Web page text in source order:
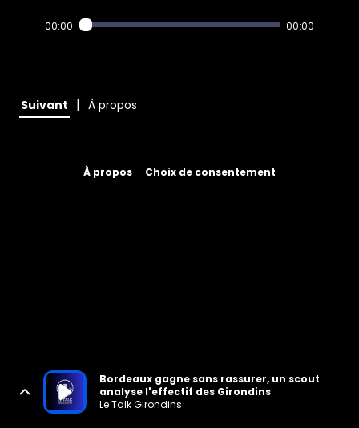
00:00 00:00
Suivant | À propos
À propos Choix de consentement
Bordeaux gagne sans rassurer, un scout
analyse l'effectif des Girondins
Le Talk Girondins